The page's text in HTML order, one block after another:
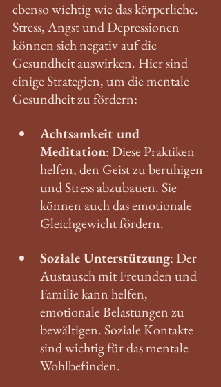
ebenso wichtig wie das körperliche.
Stress, Angst und Depressionen
können sich negativ auf die
Gesundheit auswirken. Hier sind
einige Strategien, um die mentale
Gesundheit zu fördern:
Achtsamkeit und
Meditation: Diese Praktiken
helfen, den Geist zu beruhigen
und Stress abzubauen. Sie
können auch das emotionale
Gleichgewicht fördern.
Soziale Unterstützung: Der
Austausch mit Freunden und
Familie kann helfen,
emotionale Belastungen zu
bewältigen. Soziale Kontakte
sind wichtig für das mentale
Wohlbefinden.